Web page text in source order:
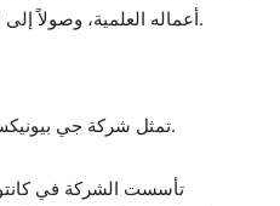
أعماله العلمية، وصولاً إلى انفجار قضية شركة جي بيونيكس.
تمثل شركة جي بيونيكس جوهر الصراع القضائي الحالي.
تأسست الشركة في